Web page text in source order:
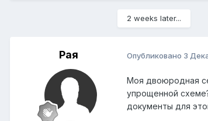
2 weeks later...
Рая Опубликовано 3
Моя двоюродная
упрощенной
документы для